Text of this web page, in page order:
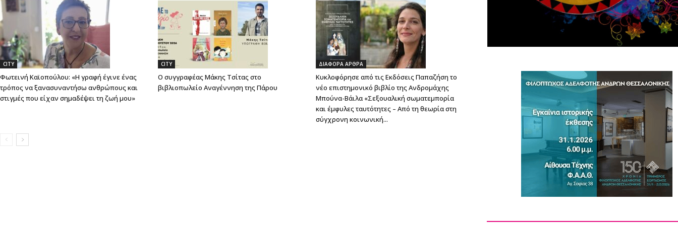
CITY
Φωτεινή Καϊοπούλου: «Η γραφή έγινε ένας
τρόπος να ξανασυναντήσω ανθρώπους και
στιγμές που είχαν σημαδέψει τη ζωή μου»
CITY
Ο συγγραφέας Μάκης Τσίτας στο
βιβλιοπωλείο Αναγέννηση της Πάρου
ΔΙΑΦΟΡΑ ΑΡΘΡΑ
Κυκλοφόρησε από τις Εκδόσεις Παπαζήση το
νέο επιστημονικό βιβλίο της Ανδρομάχης
Μπούνα-Βάιλα «Σεξουαλική σωματεμπορία
και έμφυλες ταυτότητες – Από τη θεωρία στη
σύγχρονη κοινωνική...